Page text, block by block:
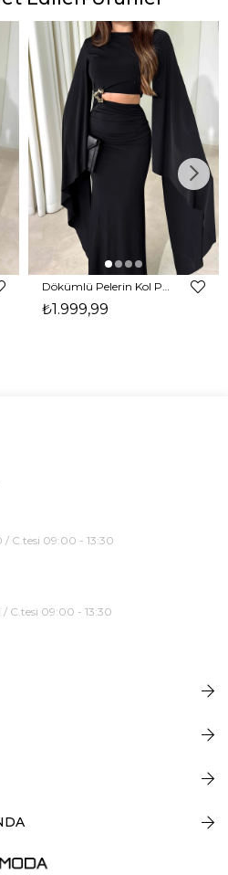
₺1.999,99
C.tesi 09:00 - 13:30
C.tesi 09:00 - 13:30